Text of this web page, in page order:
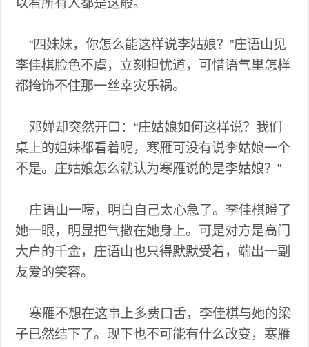
以看所有人都是这般。
“四妹妹，你怎么能这样说李姑娘？”庄语山见
李佳棋脸色不虞，立刻担忧道，可惜语气里怎样
都掩饰不住那一丝幸灾乐祸。
邓婵却突然开口：“庄姑娘如何这样说？我们
桌上的姐妹都看着呢，寒雁可没有说李姑娘一个
不是。庄姑娘怎么就认为寒雁说的是李姑娘？”
庄语山一噎，明白自己太心急了。李佳棋瞪了
她一眼，明显把气撒在她身上。可是对方是高门
大户的千金，庄语山也只得默默受着，端出一副
友爱的笑容。
寒雁不想在这事上多费口舌，李佳棋与她的梁
子已然结下了。现下也不可能有什么改变，寒雁